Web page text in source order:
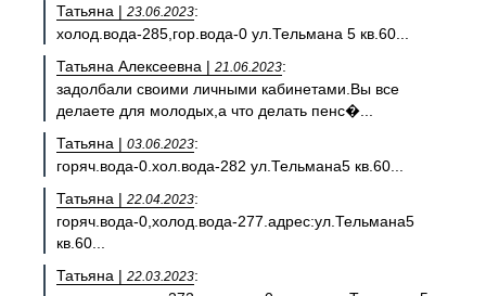
Татьяна | 23.06.2023:
холод.вода-285,гор.вода-0 ул.Тельмана 5 кв.60...
Татьяна Алексеевна | 21.06.2023:
задолбали своими личными кабинетами.Вы все
делаете для молодых,а что делать пенс�...
Татьяна | 03.06.2023:
горяч.вода-0.хол.вода-282 ул.Тельмана5 кв.60...
Татьяна | 22.04.2023:
горяч.вода-0,холод.вода-277.адрес:ул.Тельмана5
кв.60...
Татьяна | 22.03.2023: